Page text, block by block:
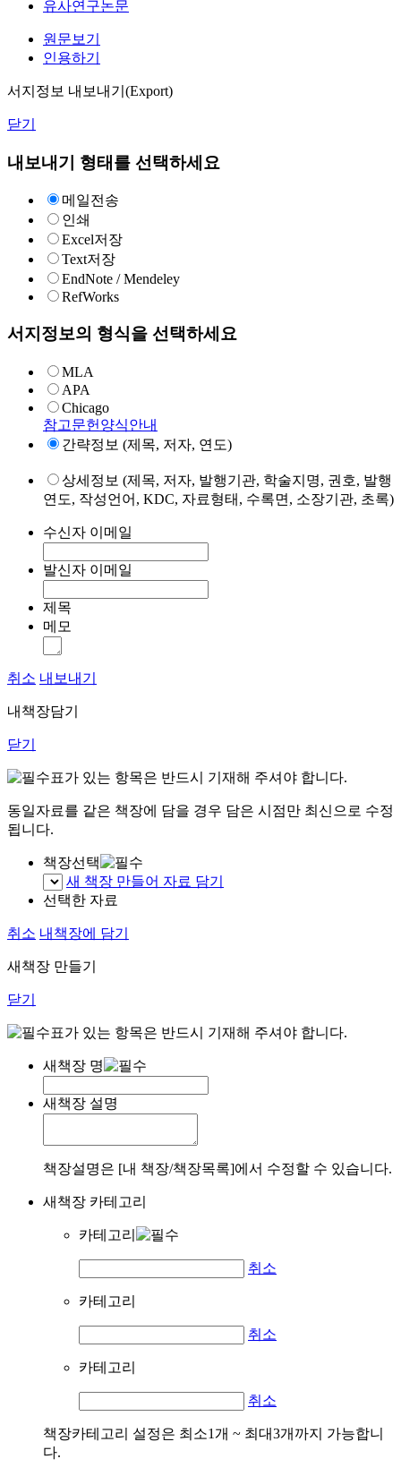
유사연구논문
원문보기
인용하기
서지정보 내보내기(Export)
닫기
내보내기 형태를 선택하세요
메일전송
인쇄
Excel저장
Text저장
EndNote / Mendeley
RefWorks
서지정보의 형식을 선택하세요
MLA
APA
Chicago
참고문헌양식안내
간략정보 (제목, 저자, 연도)
상세정보 (제목, 저자, 발행기관, 학술지명, 권호, 발행
연도, 작성언어, KDC, 자료형태, 수록면, 소장기관, 초록)
수신자 이메일
발신자 이메일
제목
메모
취소 내보내기
내책장담기
닫기
표가 있는 항목은 반드시 기재해 주셔야 합니다.
동일자료를 같은 책장에 담을 경우 담은 시점만 최신으로 수정
됩니다.
책장선택
새 책장 만들어 자료 담기
선택한 자료
취소 내책장에 담기
새책장 만들기
닫기
표가 있는 항목은 반드시 기재해 주셔야 합니다.
새책장 명
새책장 설명
책장설명은 [내 책장/책장목록]에서 수정할 수 있습니다.
새책장 카테고리
카테고리
취소
카테고리
취소
카테고리
취소
책장카테고리 설정은 최소1개 ~ 최대3개까지 가능합니
다.